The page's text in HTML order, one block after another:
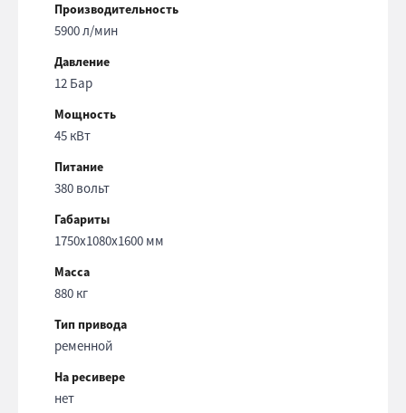
Производительность
5900 л/мин
Давление
12 Бар
Мощность
45 кВт
Питание
380 вольт
Габариты
1750x1080x1600 мм
Масса
880 кг
Тип привода
ременной
На ресивере
нет